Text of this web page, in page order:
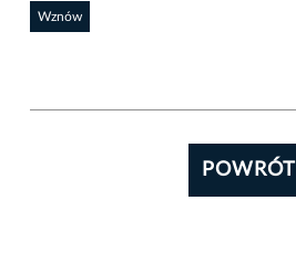
Wznów
POWRÓT